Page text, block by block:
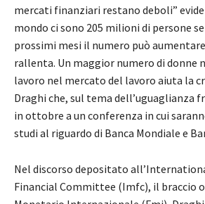
mercati finanziari restano deboli”
mondo ci sono 205 milioni di persone
prossimi mesi il numero può
rallenta. Un maggior numero di donne
lavoro nel mercato del lavoro aiuta la
Draghi che, sul tema dell’uguaglianza
in ottobre a un conferenza in cui
studi al riguardo di Banca Mondiale e
Nel discorso depositato
Financial Committee (Imfc), il braccio